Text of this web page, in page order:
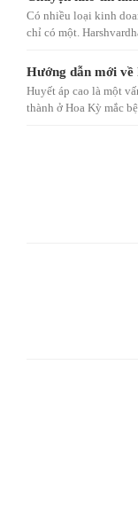
Có nhiều loại kinh
chỉ có một.
Hướng dẫn mới về
Huyết áp cao là một
thành ở Hoa Kỳ mắc